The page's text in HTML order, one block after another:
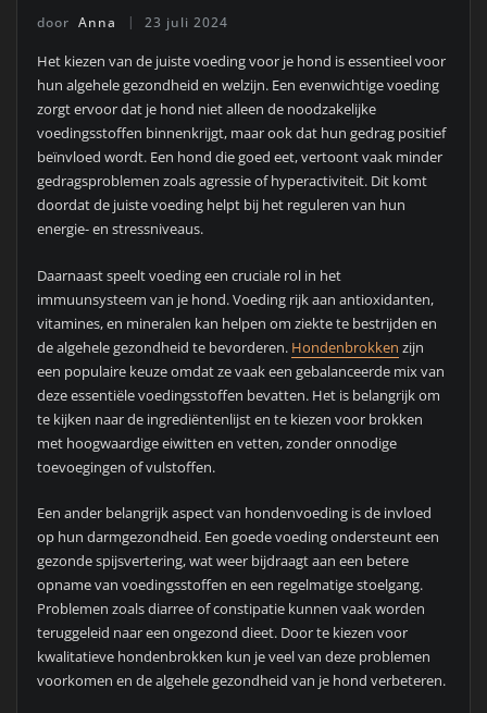
door Anna 23 juli 2024
Het kiezen van de juiste voeding voor je hond is essentieel voor
hun algehele gezondheid en welzijn. Een evenwichtige voeding
zorgt ervoor dat je hond niet alleen de noodzakelijke
voedingsstoffen binnenkrijgt, maar ook dat hun gedrag positief
beïnvloed wordt. Een hond die goed eet, vertoont vaak minder
gedragsproblemen zoals agressie of hyperactiviteit. Dit komt
doordat de juiste voeding helpt bij het reguleren van hun
energie- en stressniveaus.
Daarnaast speelt voeding een cruciale rol in het
immuunsysteem van je hond. Voeding rijk aan antioxidanten,
vitamines, en mineralen kan helpen om ziekte te bestrijden en
de algehele gezondheid te bevorderen. Hondenbrokken zijn
een populaire keuze omdat ze vaak een gebalanceerde mix van
deze essentiële voedingsstoffen bevatten. Het is belangrijk om
te kijken naar de ingrediëntenlijst en te kiezen voor brokken
met hoogwaardige eiwitten en vetten, zonder onnodige
toevoegingen of vulstoffen.
Een ander belangrijk aspect van hondenvoeding is de invloed
op hun darmgezondheid. Een goede voeding ondersteunt een
gezonde spijsvertering, wat weer bijdraagt aan een betere
opname van voedingsstoffen en een regelmatige stoelgang.
Problemen zoals diarree of constipatie kunnen vaak worden
teruggeleid naar een ongezond dieet. Door te kiezen voor
kwalitatieve hondenbrokken kun je veel van deze problemen
voorkomen en de algehele gezondheid van je hond verbeteren.